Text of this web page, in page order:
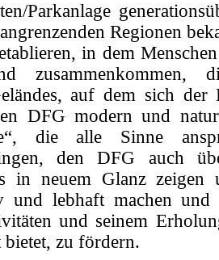
Parkanlage
Regionen
in dem
zusammenkommen,
auf dem sich der
DFG modern und
die alle Sinne
den DFG auch
in neuem Glanz
und lebhaft machen
und seinem
bietet, zu fördern.